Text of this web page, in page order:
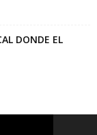
DONDE EL